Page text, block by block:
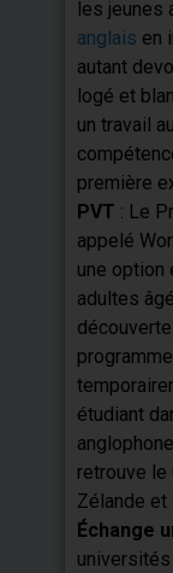
les jeunes
anglais en
autant
logé et
un travail
première
PVT : Le
appelé
une option
adultes
étudiant
retrouve le
Zélande et
Échange